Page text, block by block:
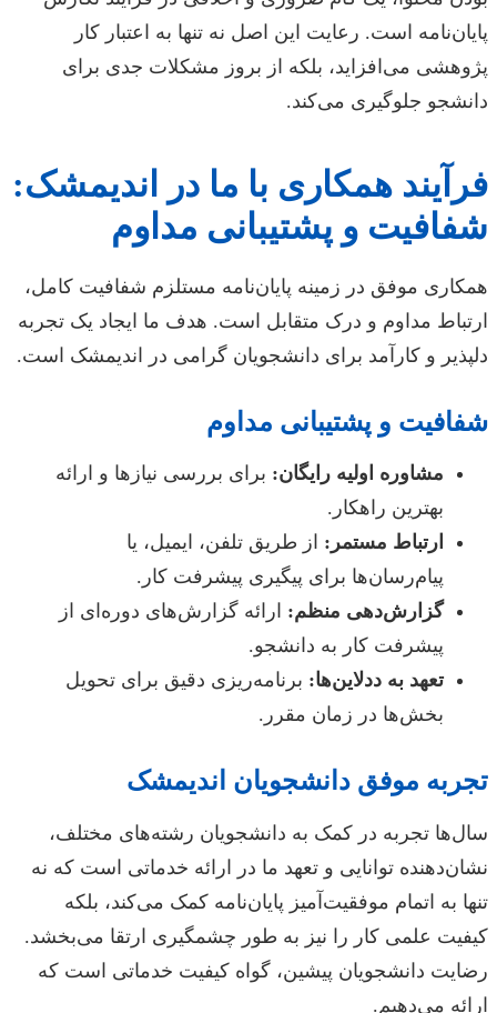
پایان‌نامه است. رعایت این اصل نه تنها به اعتبار کار
پژوهشی می‌افزاید، بلکه از بروز مشکلات جدی برای
دانشجو جلوگیری می‌کند.
فرآیند همکاری با ما در اندیمشک:
شفافیت و پشتیبانی مداوم
همکاری موفق در زمینه پایان‌نامه مستلزم شفافیت کامل،
ارتباط مداوم و درک متقابل است. هدف ما ایجاد یک تجربه
دلپذیر و کارآمد برای دانشجویان گرامی در اندیمشک است.
شفافیت و پشتیبانی مداوم
مشاوره اولیه رایگان: برای بررسی نیازها و ارائه
بهترین راهکار.
ارتباط مستمر: از طریق تلفن، ایمیل، یا
پیام‌رسان‌ها برای پیگیری پیشرفت کار.
گزارش‌دهی منظم: ارائه گزارش‌های دوره‌ای از
پیشرفت کار به دانشجو.
تعهد به ددلاین‌ها: برنامه‌ریزی دقیق برای تحویل
بخش‌ها در زمان مقرر.
تجربه موفق دانشجویان اندیمشک
سال‌ها تجربه در کمک به دانشجویان رشته‌های مختلف،
نشان‌دهنده توانایی و تعهد ما در ارائه خدماتی است که نه
تنها به اتمام موفقیت‌آمیز پایان‌نامه کمک می‌کند، بلکه
کیفیت علمی کار را نیز به طور چشمگیری ارتقا می‌بخشد.
رضایت دانشجویان پیشین، گواه کیفیت خدماتی است که
ارائه می‌دهیم.